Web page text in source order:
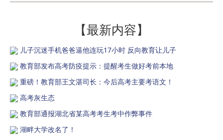
【最新内容】
儿子沉迷手机爸爸逼他连玩17小时 反向教育让儿子
教育部发布高考防疫提示：提醒考生做好考前本地
重磅！教育部王文湛司长：今后高考主要考语文！
高考灰生态
教育部通报湖北省某高考考生考中作弊事件
湖畔大学改名了！